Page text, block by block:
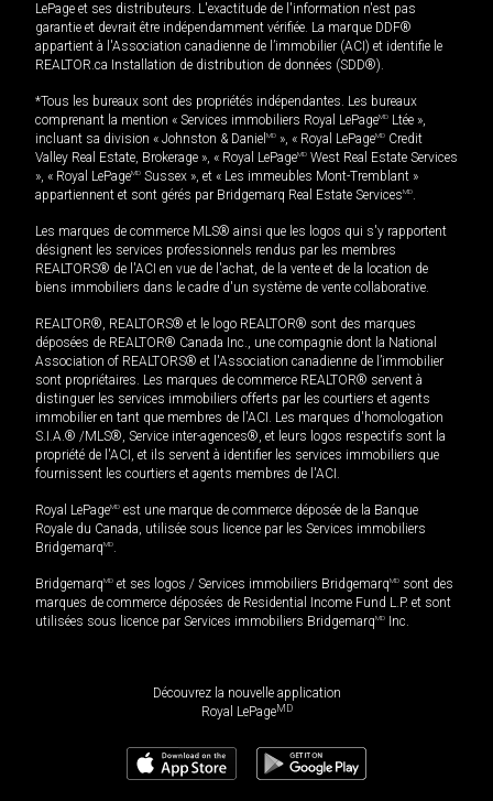
LePage et ses distributeurs. L'exactitude de l'information n'est pas
garantie et devrait être indépendamment vérifiée. La marque DDF®
appartient à l'Association canadienne de l’immobilier (ACI) et identifie le
REALTOR.ca Installation de distribution de données (SDD®).
*Tous les bureaux sont des propriétés indépendantes. Les bureaux
comprenant la mention « Services immobiliers Royal LePageMD Ltée »,
incluant sa division « Johnston & Daniel MD », « Royal LePageMD Credit
Valley Real Estate, Brokerage », « Royal LePageMD West Real Estate Services
», « Royal LePageMD Sussex », et « Les immeubles Mont-Tremblant »
appartiennent et sont gérés par Bridgemarq Real Estate ServicesMD.
Les marques de commerce MLS® ainsi que les logos qui s'y rapportent
désignent les services professionnels rendus par les membres
REALTORS® de l'ACI en vue de l'achat, de la vente et de la location de
biens immobiliers dans le cadre d'un système de vente collaborative.
REALTOR®, REALTORS® et le logo REALTOR® sont des marques
déposées de REALTOR® Canada Inc., une compagnie dont la National
Association of REALTORS® et l'Association canadienne de l’immobilier
sont propriétaires. Les marques de commerce REALTOR® servent à
distinguer les services immobiliers offerts par les courtiers et agents
immobilier en tant que membres de l'ACI. Les marques d'homologation
S.I.A.® /MLS®, Service inter-agences®, et leurs logos respectifs sont la
propriété de l'ACI, et ils servent à identifier les services immobiliers que
fournissent les courtiers et agents membres de l'ACI.
Royal LePageMD est une marque de commerce déposée de la Banque
Royale du Canada, utilisée sous licence par les Services immobiliers
BridgemarqMD.
BridgemarqMD et ses logos / Services immobiliers BridgemarqMD sont des
marques de commerce déposées de Residential Income Fund L.P. et sont
utilisées sous licence par Services immobiliers BridgemarqMD Inc.
Découvrez la nouvelle application
Royal LePageMD